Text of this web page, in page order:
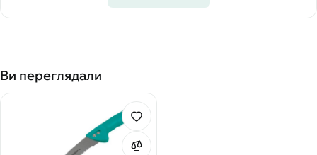
Ви переглядали